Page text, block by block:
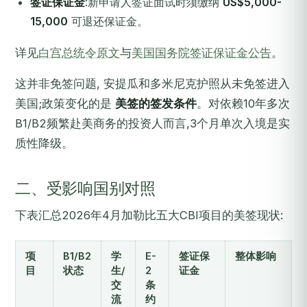
15,000 可退还保证金。
详见白宫总统令原文与美国国务院签证保证金公告。
这并非免签问题, 安提瓜和多米尼克护照从未免签进入
美国;政策变化的是 美签的签发条件。对依赖10年多次
B1/B2频繁赴美商务的投资人而言,3个月单次入境是实
质性降级。
二、受影响国别对照
下表汇总2026年4月加勒比五大CBI项目的美签现状:
项
目
B1/B2
状态
学
生/
交
流
E-
2
条
约
签证保
证金
整体影响